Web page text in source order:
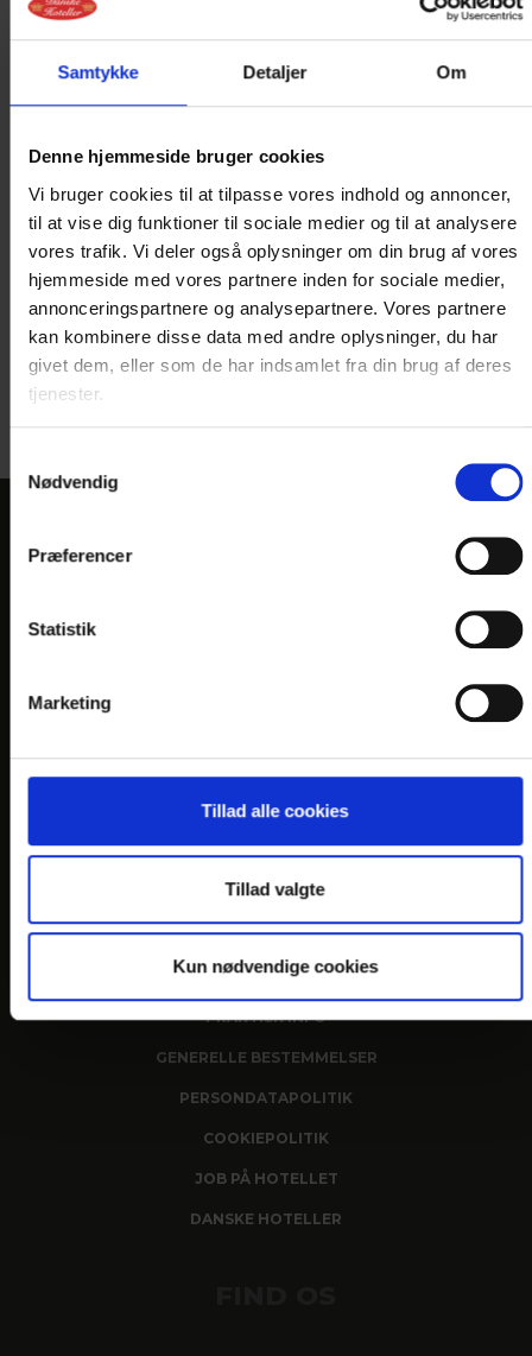
Samtykke Detaljer Om
Denne hjemmeside bruger cookies
Vi bruger cookies til at tilpasse vores indhold og annoncer,
til at vise dig funktioner til sociale medier og til at analysere
vores trafik. Vi deler også oplysninger om din brug af vores
hjemmeside med vores partnere inden for sociale medier,
annonceringspartnere og analysepartnere. Vores partnere
kan kombinere disse data med andre oplysninger, du har
givet dem, eller som de har indsamlet fra din brug af deres
tjenester.
Nødvendig
Præferencer
Statistik
Marketing
Tillad alle cookies
Tillad valgte
Kun nødvendige cookies
Fotograf: Energimuseet
Fotograf: EnergimuseetCopyright: Energimuseet
En del af:
LINKS
PRAKTISK INFO
GENERELLE BESTEMMELSER
PERSONDATAPOLITIK
COOKIEPOLITIK
JOB PÅ HOTELLET
DANSKE HOTELLER